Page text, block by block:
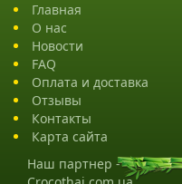
Главная
О нас
Новости
FAQ
Оплата и доставка
Отзывы
Контакты
Карта сайта
Наш партнер -